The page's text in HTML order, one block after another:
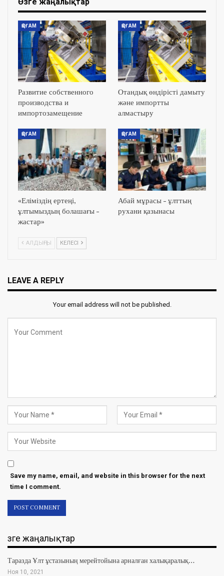
ҚОҒАМ
Развитие собственного
производства и
импортозамещение
ҚОҒАМ
Отандық өндірісті дамыту
және импортты
алмастыру
ҚОҒАМ
«Еліміздің ертеңі,
ұлтымыздың болашағы –
жастар»
ҚОҒАМ
Абай мұрасы – ұлттың
рухани қазынасы
АЛДЫҢҒЫ КЕЛЕСІ
LEAVE A REPLY
Your email address will not be published.
Save my name, email, and website in this browser for the next
time I comment.
Өзге жаңалықтар
Таразда Ұлт ұстазының мерейтойына арналған халықаралық…
Ноя 10, 2021